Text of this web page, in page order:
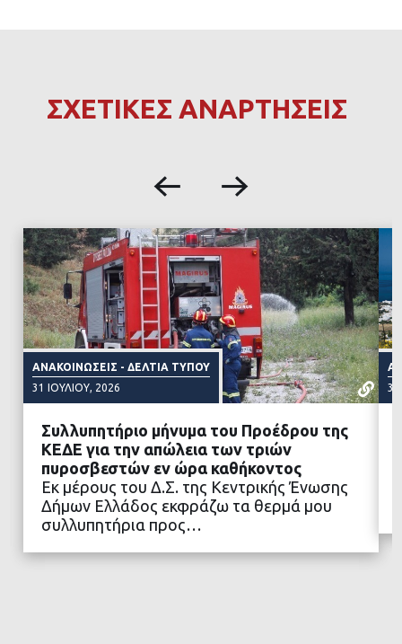
ΣΧΕΤΙΚΕΣ ΑΝΑΡΤΗΣΕΙΣ
ΑΝΑΚΟΙΝΏΣΕΙΣ - ΔΕΛΤΊΑ ΤΎΠΟΥ
31 ΙΟΥΛΊΟΥ, 2026
ΔΙΑΒΑΣΤΕ ΠΕΡΙΣΣΟΤΕΡΑ
Συλλυπητήριο μήνυμα του Προέδρου της
ΚΕΔΕ για την απώλεια των τριών
πυροσβεστών εν ώρα καθήκοντος
Εκ μέρους του Δ.Σ. της Κεντρικής Ένωσης
Δήμων Ελλάδος εκφράζω τα θερμά μου
συλλυπητήρια προς…
31